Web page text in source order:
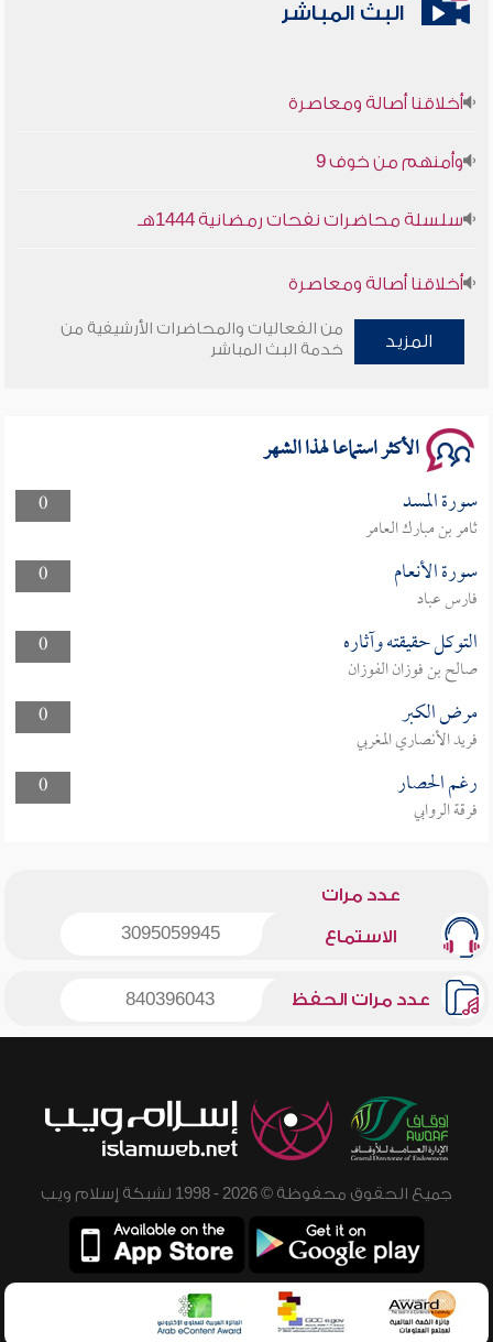
البث المباشر
أخلاقنا أصالة ومعاصرة
وأمنهم من خوف 9
سلسلة محاضرات نفحات رمضانية 1444هـ
أخلاقنا أصالة ومعاصرة
وأمنهم من خوف 9
المزيد
من الفعاليات والمحاضرات الأرشيفية من
خدمة البث المباشر
الأكثر استماعا لهذا الشهر
0 سورة المسد
ثامر بن مبارك العامر
0
سورة الأنعام
فارس عباد
0
التوكل حقيقته وآثاره
صالح بن فوزان الفوزان
0
مرض الكبر
فريد الأنصاري المغربي
0
رغم الحصار
فرقة الروابي
عدد مرات
الاستماع 3095059945
عدد مرات الحفظ 840396043
جميع الحقوق محفوظة © 2026 - 1998 لشبكة إسلام ويب